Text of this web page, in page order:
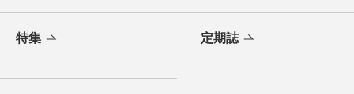
特集 定期誌